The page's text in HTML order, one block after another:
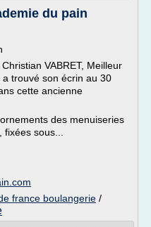
du pain
VABRET, Meilleur
trouvé son écrin au 30
cette ancienne
des menuiseries
sous...
france boulangerie /